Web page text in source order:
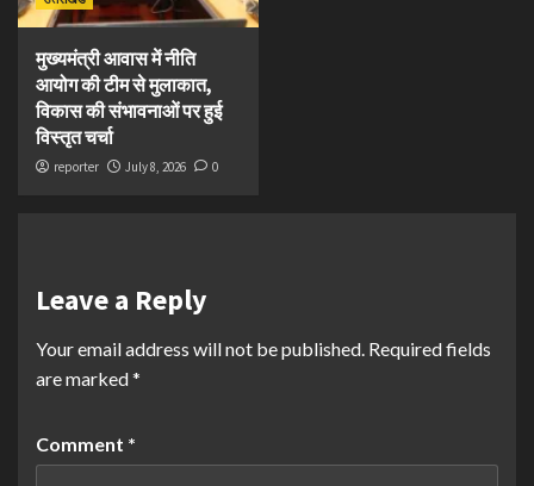
मुख्यमंत्री आवास में नीति
आयोग की टीम से मुलाकात,
विकास की संभावनाओं पर हुई
विस्तृत चर्चा
reporter July 8, 2026 0
Leave a Reply
Your email address will not be published. Required fields
are marked*
Comment *